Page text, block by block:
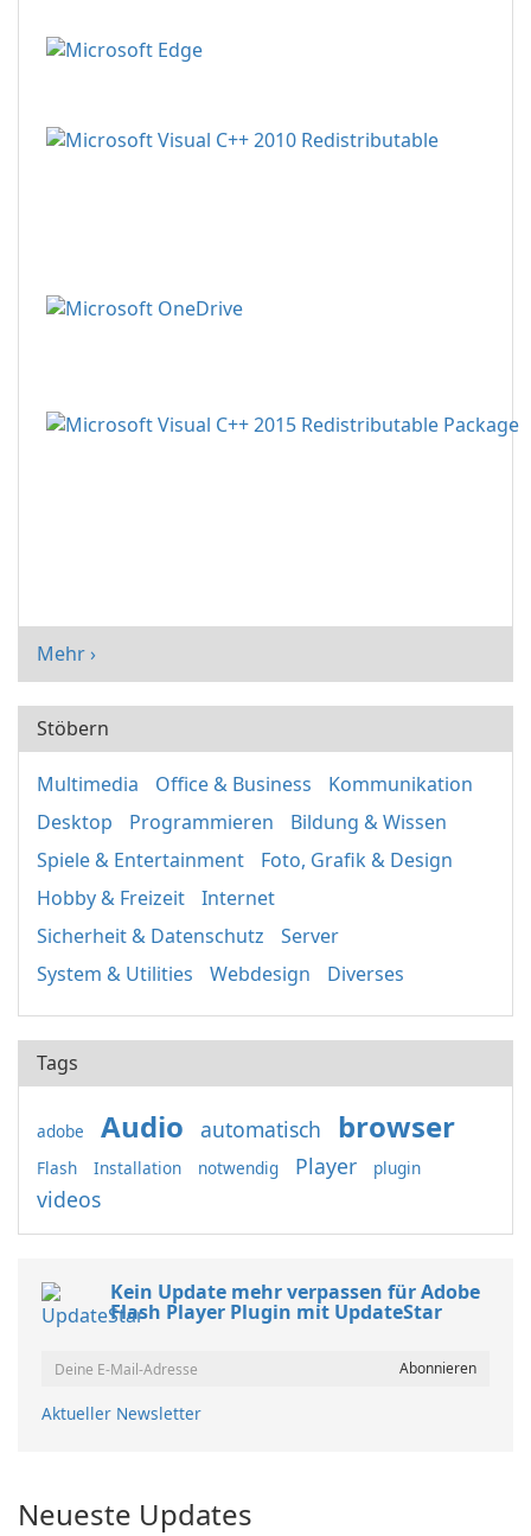
Mehr ›
Stöbern
Multimedia Office & Business
Kommunikation
Desktop
Programmieren
Bildung & Wissen
Spiele & Entertainment
Foto, Grafik & Design
Hobby & Freizeit
Internet
Sicherheit & Datenschutz
Server
System & Utilities
Webdesign Diverses
Tags
adobe Audio automatisch browser
Flash Installation notwendig Player plugin
videos
Kein Update mehr verpassen für Adobe
Flash Player Plugin mit UpdateStar
Aktueller Newsletter
Neueste Updates